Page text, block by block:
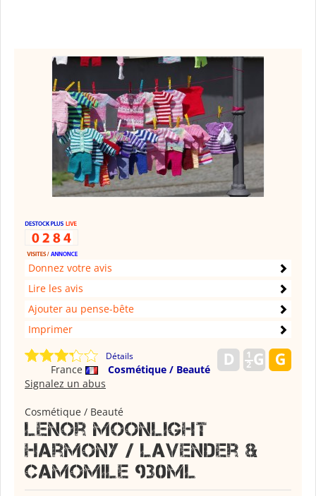
Donnez votre avis
Lire les avis
Ajouter au pense-bête
Imprimer
Détails
France
Cosmétique / Beauté
Signalez un abus
Cosmétique / Beauté
Lenor moonlight
harmony / lavender &
camomile 930ml